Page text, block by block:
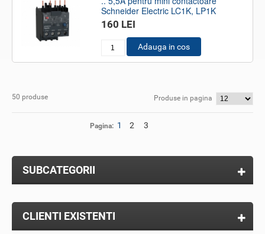
Schneider Electric LC1K, LP1K
160 LEI
Adauga in cos
50 produse Produse in pagina
Pagina: 1 2 3
SUBCATEGORII
CLIENTI EXISTENTI